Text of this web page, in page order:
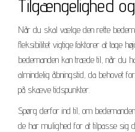
Tilgængelighed
Når du skal vælge den rette
fleksibilitet vigtige faktorer at tage
bedemanden kan træde til, når du
almindelig åbningstid, da behovet
på skæve tidspunkter.
Spørg derfor ind til, om
de har mulighed for at tilpasse sig